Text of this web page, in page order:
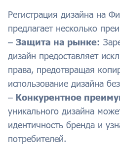
Регистрация дизайна на
предлагает несколько
– Защита на рынке:
дизайн предоставляет
права, предотвращая
использование дизайна
– Конкурентное
уникального дизайна
идентичность бренда и
потребителей.